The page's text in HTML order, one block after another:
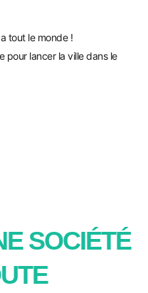
tout le monde !
pour lancer la ville dans le
SOCIÉTÉ